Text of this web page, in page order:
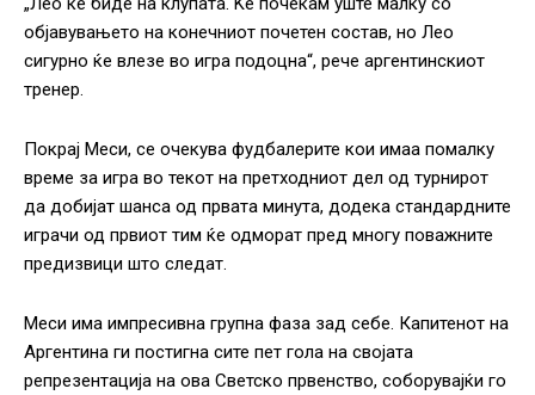
објавувањето на конечниот почетен состав, но Лео
сигурно ќе влезе во игра подоцна“, рече аргентинскиот
тренер.
Покрај Меси, се очекува фудбалерите кои имаа помалку
време за игра во текот на претходниот дел од турнирот
да добијат шанса од првата минута, додека стандардните
играчи од првиот тим ќе одморат пред многу поважните
предизвици што следат.
Меси има импресивна групна фаза зад себе. Капитенот на
Аргентина ги постигна сите пет гола на својата
репрезентација на ова Светско првенство, соборувајќи го